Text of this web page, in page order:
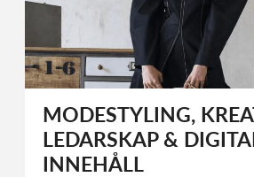
MODESTYLING,
LEDARSKAP &
INNEHÅLL